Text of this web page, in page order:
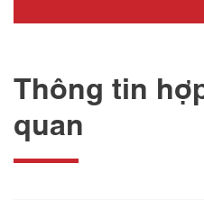
Thông tin
quan